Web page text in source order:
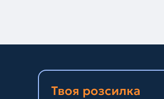
Твоя розсилка